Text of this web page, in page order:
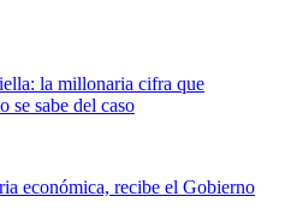
la millonaria cifra que
se sabe del caso
económica, recibe el Gobierno